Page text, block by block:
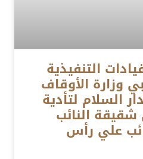
التنفيذية
وزارة الأوقاف
السلام لتأدية
النائب
علي رأس